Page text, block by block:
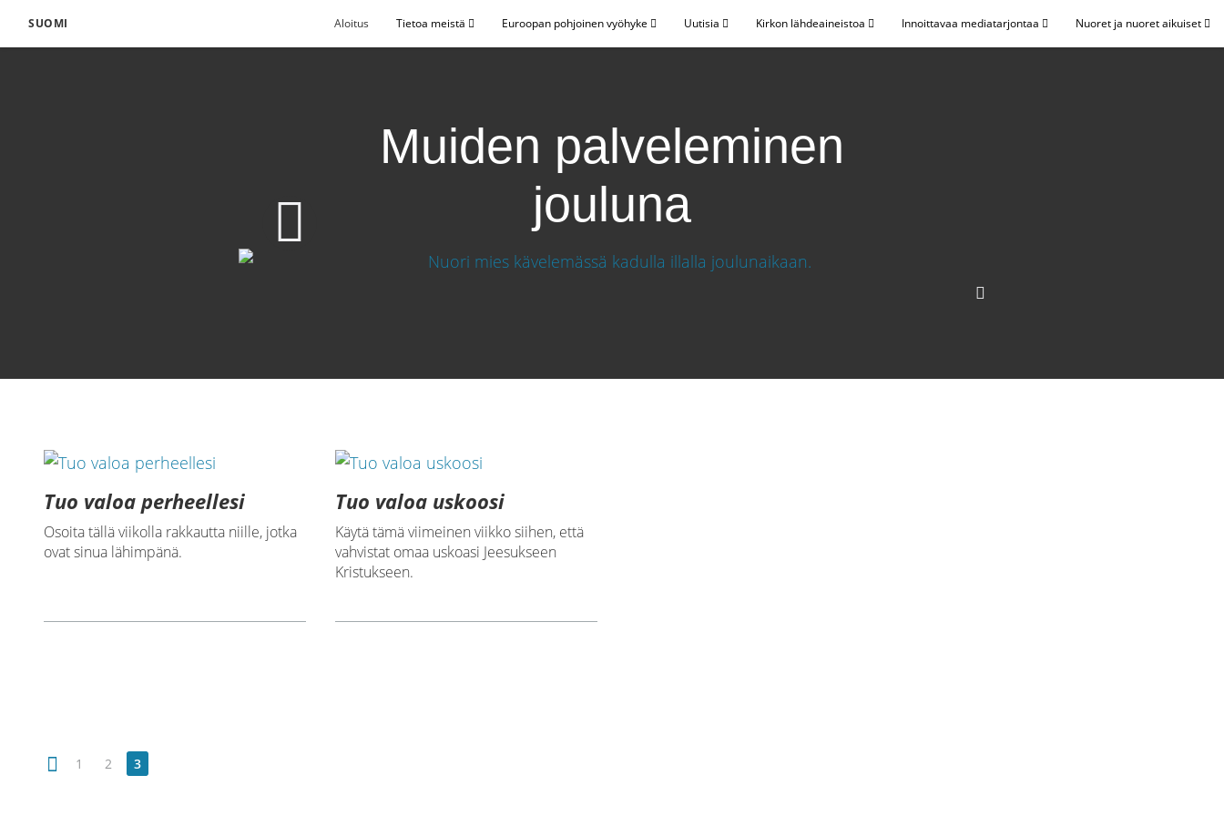
SUOMI Aloitus Tietoa meistä Euroopan pohjoinen vyöhyke Uutisia Kirkon lähdeaineistoa Innoittavaa mediatarjontaa Nuoret ja nuoret aikuiset
Muiden palveleminen
jouluna
Tuo valoa perheellesi
Osoita tällä viikolla rakkautta niille, jotka
ovat sinua lähimpänä.
Tuo valoa uskoosi
Käytä tämä viimeinen viikko siihen, että
vahvistat omaa uskoasi Jeesukseen
Kristukseen.
1 2 3